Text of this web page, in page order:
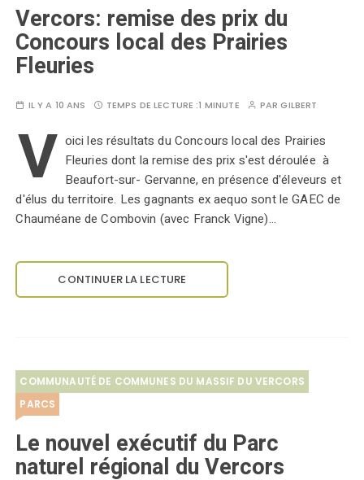
Vercors: remise des prix du
Concours local des Prairies
Fleuries
IL Y A 10 ANS TEMPS DE LECTURE :1 MINUTE PARGILBERT
V oici les résultats du Concours local des Prairies
Fleuries dont la remise des prix s'est déroulée à
Beaufort-sur- Gervanne, en présence d'éleveurs et
d'élus du territoire. Les gagnants ex aequo sont le GAEC de
Chauméane de Combovin (avec Franck Vigne)…
CONTINUER LA LECTURE
COMMUNAUTÉ DE COMMUNES DU MASSIF DU VERCORS
PARCS
Le nouvel exécutif du Parc
naturel régional du Vercors